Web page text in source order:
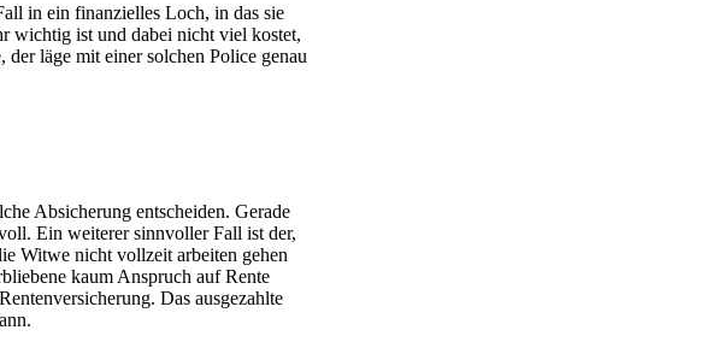
in ein finanzielles Loch, in das sie
wichtig ist und dabei nicht viel kostet,
der läge mit einer solchen Police genau
Absicherung entscheiden. Gerade
Ein weiterer sinnvoller Fall ist der,
Witwe nicht vollzeit arbeiten gehen
kaum Anspruch auf Rente
Das ausgezahlte